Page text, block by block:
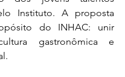
Instituto. A proposta
do INHAC: unir
gastronômica e